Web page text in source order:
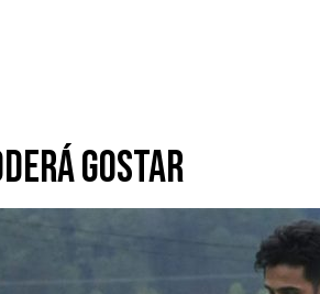
gostar